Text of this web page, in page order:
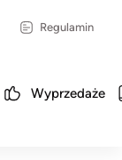
Regulamin
Wyprzedaże